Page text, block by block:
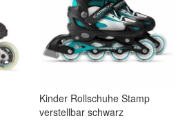
Kinder Rollschuhe Stamp
verstellbar schwarz